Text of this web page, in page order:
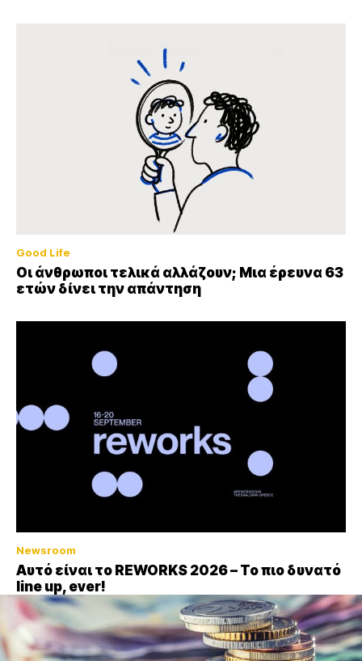
Good Life
Οι άνθρωποι τελικά αλλάζουν; Μια έρευνα 63
ετών δίνει την απάντηση
Newsroom
Αυτό είναι το REWORKS 2026 – Το πιο δυνατό
line up, ever!